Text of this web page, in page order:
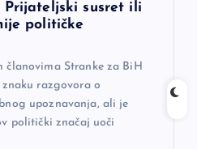
Prijateljski susret ili
političke
članovima Stranke za BiH
razgovora o
upoznavanja, ali je
politički značaj uoči